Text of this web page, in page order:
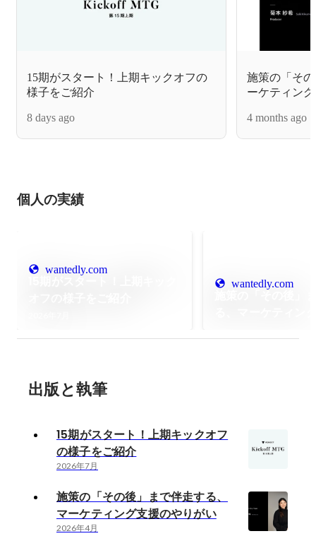
15期がスタート！上期キックオフの
様子をご紹介
8 days ago
施策の「そ
ーケティン
4 months ago
個人の実績
wantedly.com
wantedly.com
出版と執筆
15期がスタート！上期キックオフ
の様子をご紹介
2026年7月
施策の「その後」まで伴走する、
マーケティング支援のやりがい
2026年4月